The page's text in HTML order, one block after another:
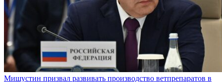
Мишустин призвал развивать производство ветпрепаратов в